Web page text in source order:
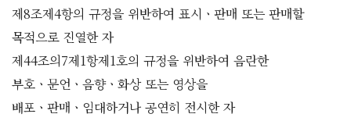
제8조제4항의 규정을 위반하여 표시ㆍ판매 또는 판매할
목적으로 진열한 자
제44조의7제1항제1호의 규정을 위반하여 음란한
부호ㆍ문언ㆍ음향ㆍ화상 또는 영상을
배포ㆍ판매ㆍ임대하거나 공연히 전시한 자